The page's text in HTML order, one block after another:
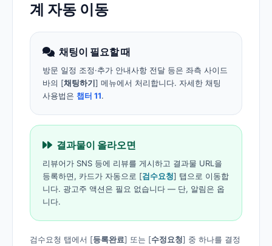
계 자동 이동
채팅이 필요할 때
방문 일정 조정·추가 안내사항 전달 등은 좌측 사이드
바의 [채팅하기] 메뉴에서 처리합니다. 자세한 채팅
사용법은 챕터 11.
결과물이 올라오면
리뷰어가 SNS 등에 리뷰를 게시하고 결과물 URL을
등록하면, 카드가 자동으로 [검수요청] 탭으로 이동합
니다. 광고주 액션은 필요 없습니다 — 단, 알림은 옵
니다.
검수요청 탭에서 [등록완료] 또는 [수정요청] 중 하나를 결정